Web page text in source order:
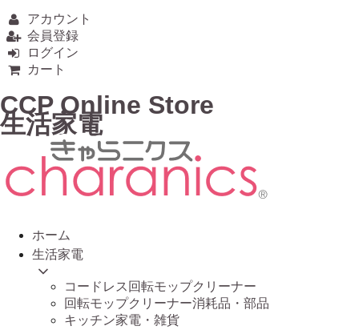
アカウント
会員登録
ログイン
カート
CCP Online Store
生活家電
ホーム
生活家電
コードレス回転モップクリーナー
回転モップクリーナー消耗品・部品
キッチン家電・雑貨